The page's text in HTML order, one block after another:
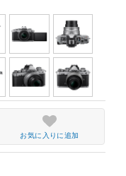
お気に入りに追加